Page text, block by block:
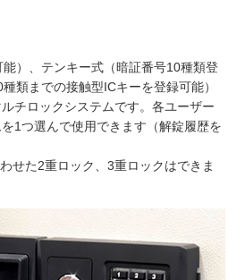
）、テンキー式（暗証番号10種類登
類までの接触型ICキーを登録可能）
チロックシステムです。各ユーザー
1つ選んで使用できます（解錠履歴を
せた2重ロック、3重ロックはできま